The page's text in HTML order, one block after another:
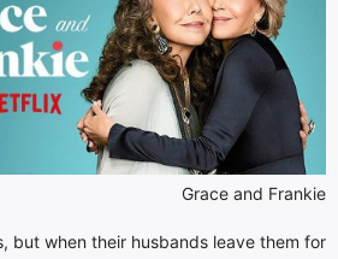
Grace and Frankie
but when their husbands leave them for